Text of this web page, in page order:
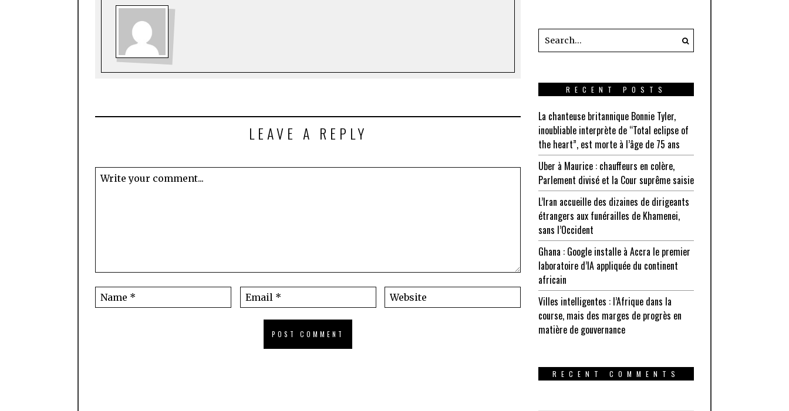
LEAVE A REPLY
RECENT POSTS
La chanteuse britannique Bonnie Tyler,
inoubliable interprète de “Total eclipse of
the heart”, est morte à l’âge de 75 ans
Uber à Maurice : chauffeurs en colère,
Parlement divisé et la Cour suprême saisie
L’Iran accueille des dizaines de dirigeants
étrangers aux funérailles de Khamenei,
sans l’Occident
Ghana : Google installe à Accra le premier
laboratoire d’IA appliquée du continent
africain
Villes intelligentes : l’Afrique dans la
course, mais des marges de progrès en
matière de gouvernance
RECENT COMMENTS